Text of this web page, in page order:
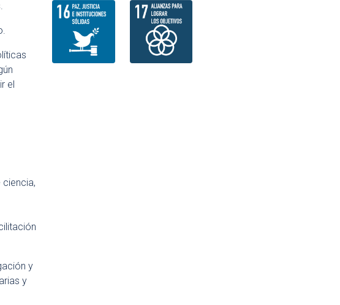
el
ciencia,
y
y